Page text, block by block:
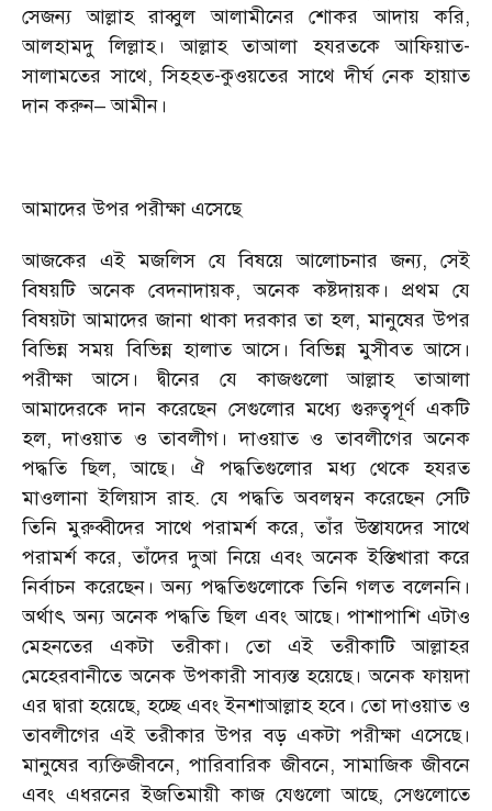
সেজন্য আল্লাহ রাব্বুল আলামীনের শোকর আদায় করি,
আলহামদু লিল্লাহ। আল্লাহ তাআলা হযরতকে আফিয়াত-
সালামতের সাথে, সিহহত-কুওয়তের সাথে দীর্ঘ নেক হায়াত
দান করুন– আমীন।
আমাদের উপর পরীক্ষা এসেছে
আজকের এই মজলিস যে বিষয়ে আলোচনার জন্য, সেই
বিষয়টি অনেক বেদনাদায়ক, অনেক কষ্টদায়ক। প্রথম যে
বিষয়টা আমাদের জানা থাকা দরকার তা হল, মানুষের উপর
বিভিন্ন সময় বিভিন্ন হালাত আসে। বিভিন্ন মুসীবত আসে।
পরীক্ষা আসে। দ্বীনের যে কাজগুলো আল্লাহ তাআলা
আমাদেরকে দান করেছেন সেগুলোর মধ্যে গুরুত্বপূর্ণ একটি
হল, দাওয়াত ও তাবলীগ। দাওয়াত ও তাবলীগের অনেক
পদ্ধতি ছিল, আছে। ঐ পদ্ধতিগুলোর মধ্য থেকে হযরত
মাওলানা ইলিয়াস রাহ. যে পদ্ধতি অবলম্বন করেছেন সেটি
তিনি মুরুব্বীদের সাথে পরামর্শ করে, তাঁর উস্তাযদের সাথে
পরামর্শ করে, তাঁদের দুআ নিয়ে এবং অনেক ইস্তিখারা করে
নির্বাচন করেছেন। অন্য পদ্ধতিগুলোকে তিনি গলত বলেননি।
অর্থাৎ অন্য অনেক পদ্ধতি ছিল এবং আছে। পাশাপাশি এটাও
মেহনতের একটা তরীকা। তো এই তরীকাটি আল্লাহর
মেহেরবানীতে অনেক উপকারী সাব্যস্ত হয়েছে। অনেক ফায়দা
এর দ্বারা হয়েছে, হচ্ছে এবং ইনশাআল্লাহ হবে। তো দাওয়াত ও
তাবলীগের এই তরীকার উপর বড় একটা পরীক্ষা এসেছে।
মানুষের ব্যক্তিজীবনে, পারিবারিক জীবনে, সামাজিক জীবনে
এবং এধরনের ইজতিমায়ী কাজ যেগুলো আছে, সেগুলোতে